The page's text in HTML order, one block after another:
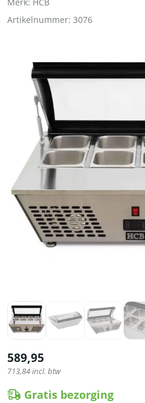
Artikelnummer: 3076
589,95
713,84incl. btw
Gratis bezorging